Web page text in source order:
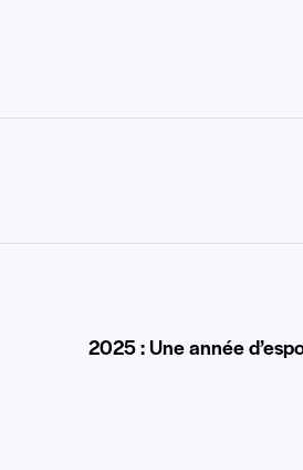
2025 : Une année